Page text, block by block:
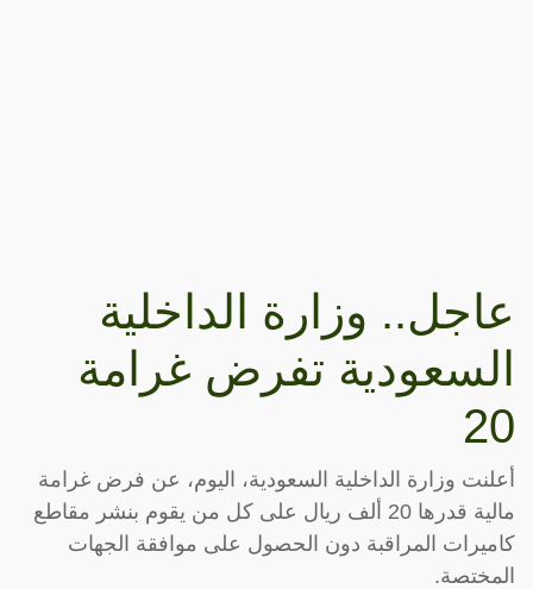
عاجل.. وزارة الداخلية
السعودية تفرض غرامة
20
أعلنت وزارة الداخلية السعودية، اليوم، عن فرض غرامة
مالية قدرها 20 ألف ريال على كل من يقوم بنشر مقاطع
كاميرات المراقبة دون الحصول على موافقة الجهات
المختصة.